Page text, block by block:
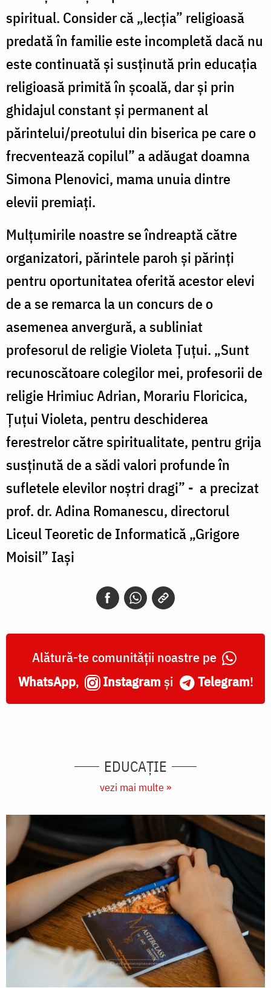
spiritual. Consider că „lecția” religioasă
predată în familie este incompletă dacă nu
este continuată și susținută prin educația
religioasă primită în școală, dar și prin
ghidajul constant și permanent al
părintelui/preotului din biserica pe care o
frecventează copilul” a adăugat doamna
Simona Plenovici, mama unuia dintre
elevii premiați.
Mulțumirile noastre se îndreaptă către
organizatori, părintele paroh și părinți
pentru oportunitatea oferită acestor elevi
de a se remarca la un concurs de o
asemenea anvergură, a subliniat
profesorul de religie Violeta Țuțui. „Sunt
recunoscătoare colegilor mei, profesorii de
religie Hrimiuc Adrian, Morariu Floricica,
Țuțui Violeta, pentru deschiderea
ferestrelor către spiritualitate, pentru grija
susținută de a sădi valori profunde în
sufletele elevilor noștri dragi” - a precizat
prof. dr. Adina Romanescu, directorul
Liceul Teoretic de Informatică „Grigore
Moisil” Iași
Alătură-te comunității noastre pe
WhatsApp, Instagram și Telegram!
EDUCAŢIE
vezi mai multe »